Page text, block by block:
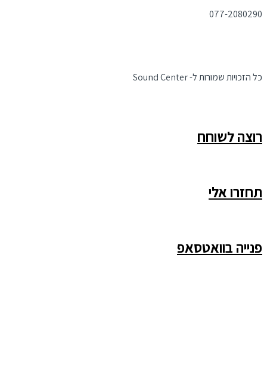
077-2080290
כל הזכויות שמורות ל- Sound Center
רוצה לשוחח
תחזרו אלי
פנייה בוואטסאפ